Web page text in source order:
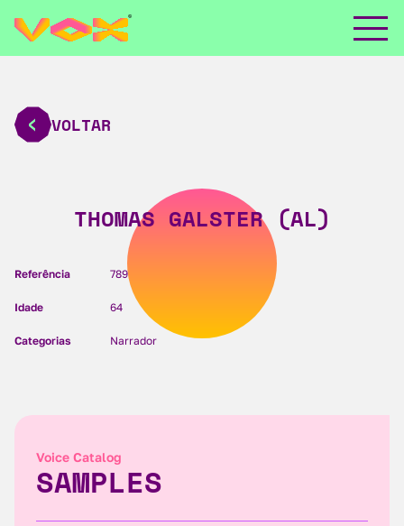
VOLTAR
THOMAS GALSTER (AL)
Referência 789
Idade 64
Categorias Narrador
Voice Catalog
SAMPLES